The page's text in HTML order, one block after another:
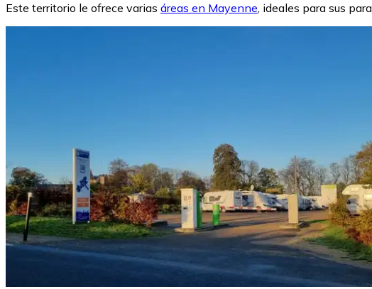
Este territorio le ofrece varias áreas en Mayenne, ideales para sus